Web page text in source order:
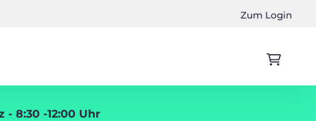
Zum Login
8:30 -12:00 Uhr